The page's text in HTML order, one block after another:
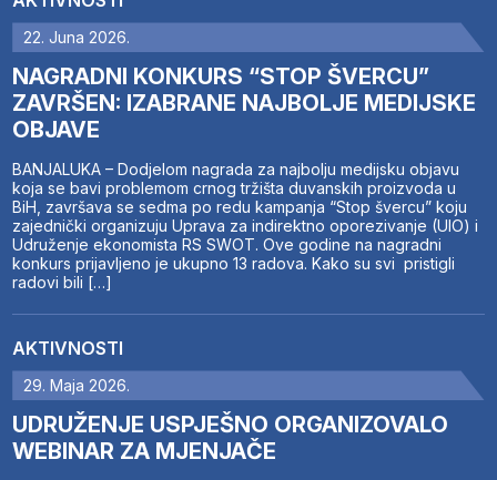
22. Juna 2026.
NAGRADNI KONKURS “STOP ŠVERCU”
ZAVRŠEN: IZABRANE NAJBOLJE MEDIJSKE
OBJAVE
BANJALUKA – Dodjelom nagrada za najbolju medijsku objavu
koja se bavi problemom crnog tržišta duvanskih proizvoda u
BiH, završava se sedma po redu kampanja “Stop švercu” koju
zajednički organizuju Uprava za indirektno oporezivanje (UIO) i
Udruženje ekonomista RS SWOT. Ove godine na nagradni
konkurs prijavljeno je ukupno 13 radova. Kako su svi pristigli
radovi bili […]
AKTIVNOSTI
29. Maja 2026.
UDRUŽENJE USPJEŠNO ORGANIZOVALO
WEBINAR ZA MJENJAČE